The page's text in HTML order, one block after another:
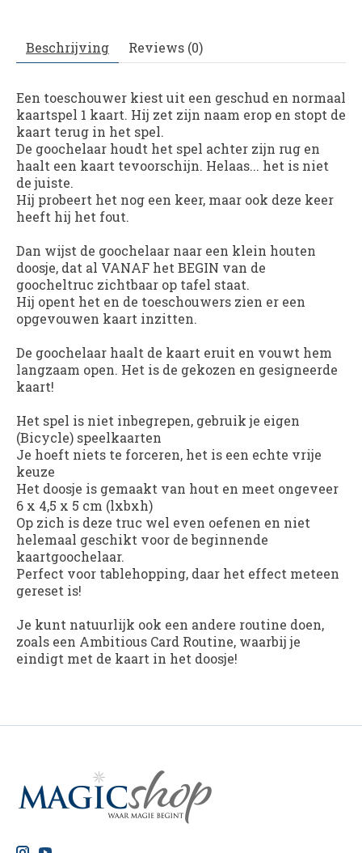
Beschrijving Reviews (0)
Een toeschouwer kiest uit een geschud en normaal
kaartspel 1 kaart. Hij zet zijn naam erop en stopt de
kaart terug in het spel.
De goochelaar houdt het spel achter zijn rug en
haalt een kaart tevoorschijn. Helaas... het is niet
de juiste.
Hij probeert het nog een keer, maar ook deze keer
heeft hij het fout.
Dan wijst de goochelaar naar een klein houten
doosje, dat al VANAF het BEGIN van de
goocheltruc zichtbaar op tafel staat.
Hij opent het en de toeschouwers zien er een
opgevouwen kaart inzitten.
De goochelaar haalt de kaart eruit en vouwt hem
langzaam open. Het is de gekozen en gesigneerde
kaart!
Het spel is niet inbegrepen, gebruik je eigen
(Bicycle) speelkaarten
Je hoeft niets te forceren, het is een echte vrije
keuze
Het doosje is gemaakt van hout en meet ongeveer
6 x 4,5 x 5 cm (lxbxh)
Op zich is deze truc wel even oefenen en niet
helemaal geschikt voor de beginnende
kaartgoochelaar.
Perfect voor tablehopping, daar het effect meteen
gereset is!
Je kunt natuurlijk ook een andere routine doen,
zoals een Ambitious Card Routine, waarbij je
eindigt met de kaart in het doosje!